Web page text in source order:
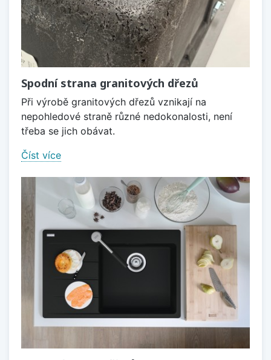
Spodní strana granitových dřezů
Při výrobě granitových dřezů vznikají na
nepohledové straně různé nedokonalosti, není
třeba se jich obávat.
Číst více